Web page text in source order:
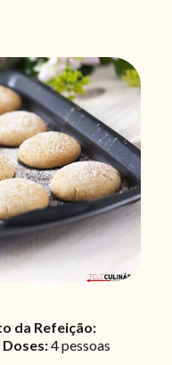
da Refeição:
Doses:4 pessoas